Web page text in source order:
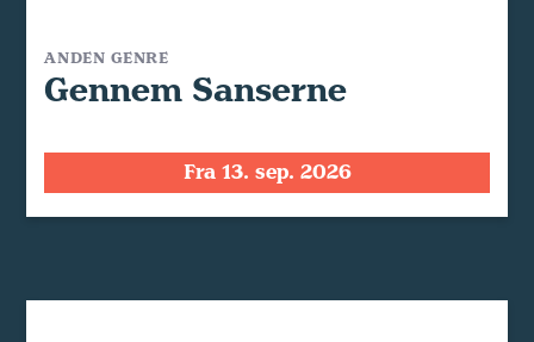
ANDEN GENRE
Gennem Sanserne
Fra 13. sep. 2026